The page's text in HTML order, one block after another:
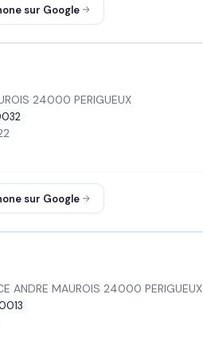
sur Google
24000 PERIGUEUX
sur Google
ANDRE MAUROIS 24000 PERIGUEUX